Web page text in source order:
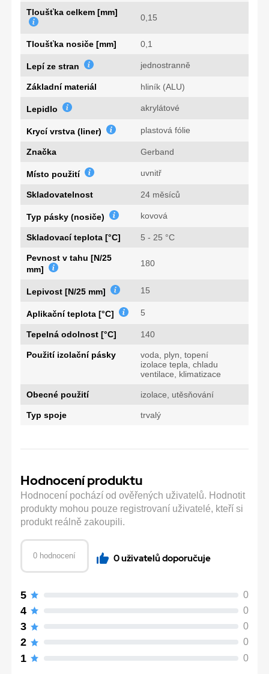
Tloušťka celkem [mm]
0,15
Tloušťka nosiče [mm] 0,1
Lepí ze stran jednostranně
Základní materiál hliník (ALU)
Lepidlo akrylátové
Krycí vrstva (liner) plastová fólie
Značka Gerband
Místo použití uvnitř
Skladovatelnost 24 měsíců
Typ pásky (nosiče) kovová
Skladovací teplota [°C] 5 - 25 °C
Pevnost v tahu [N/25
mm]
180
Lepivost [N/25 mm] 15
Aplikační teplota [°C] 5
Tepelná odolnost [°C] 140
Použití izolační pásky
voda, plyn, topení
izolace tepla, chladu
ventilace, klimatizace
Obecné použití izolace, utěsňování
Typ spoje trvalý
Hodnocení produktu
Hodnocení pochází od ověřených uživatelů. Hodnotit
produkty mohou pouze registrovaní uživatelé, kteří si
produkt reálně zakoupili.
0 hodnocení 0 uživatelů doporučuje
5 0
4 0
3 0
2 0
1 0